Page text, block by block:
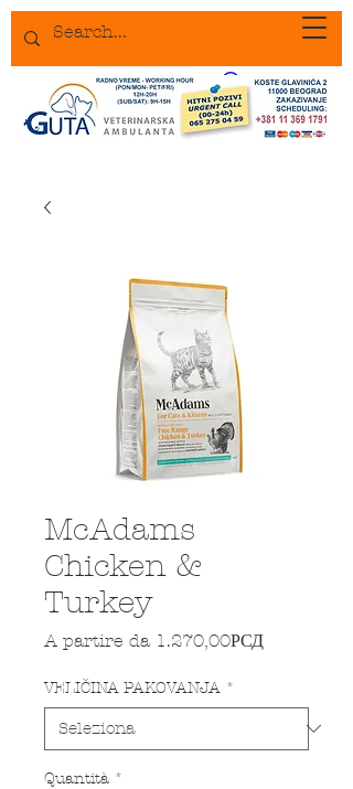
McAdams
Chicken &
Turkey
A partire da 1.270,00РСДPrezzo
VELIČINA PAKOVANJA *
Quantità *